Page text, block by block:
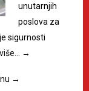
unutarnjih
poslova za
sigurnosti
→
→